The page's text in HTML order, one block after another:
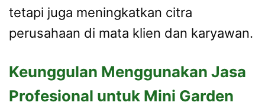
tetapi juga meningkatkan citra
perusahaan di mata klien dan karyawan.
Keunggulan Menggunakan Jasa
Profesional untuk Mini Garden